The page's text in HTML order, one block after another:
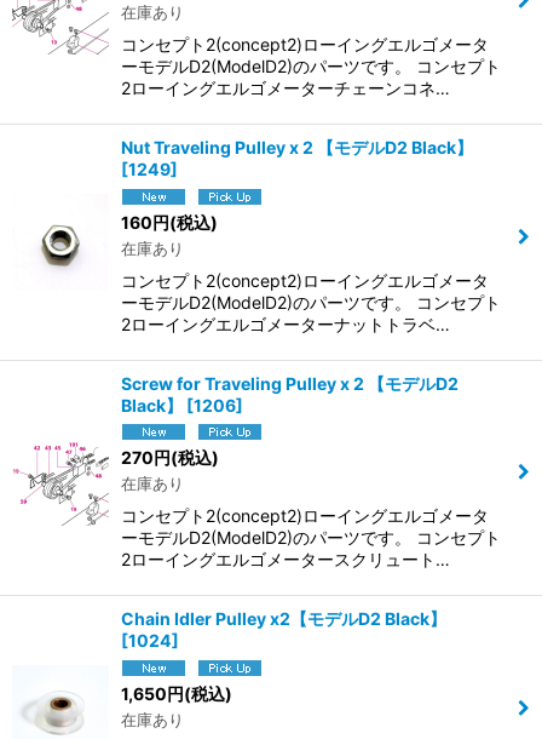
在庫あり
コンセプト2(concept2)ローイングエルゴメータ
ーモデルD2(ModelD2)のパーツです。 コンセプト
2ローイングエルゴメーターチェーンコネ…
Nut Traveling Pulley x 2 【モデルD2 Black】
[1249]
160円(税込)
在庫あり
コンセプト2(concept2)ローイングエルゴメータ
ーモデルD2(ModelD2)のパーツです。 コンセプト
2ローイングエルゴメーターナットトラベ…
Screw for Traveling Pulley x 2 【モデルD2
Black】
[1206]
270円(税込)
在庫あり
コンセプト2(concept2)ローイングエルゴメータ
ーモデルD2(ModelD2)のパーツです。 コンセプト
2ローイングエルゴメータースクリュート…
Chain Idler Pulley x2【モデルD2 Black】
[1024]
1,650円(税込)
在庫あり